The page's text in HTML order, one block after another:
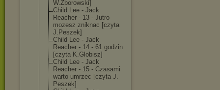
W.Zborowski]
Child Lee - Jack
Reacher - 13 - Jutro
mozesz zniknac [czyta
J.Peszek]
Child Lee - Jack
Reacher - 14 - 61 godzin
[czyta K.Globisz]
Child Lee - Jack
Reacher - 15 - Czasami
warto umrzec [czyta J.
Peszek]